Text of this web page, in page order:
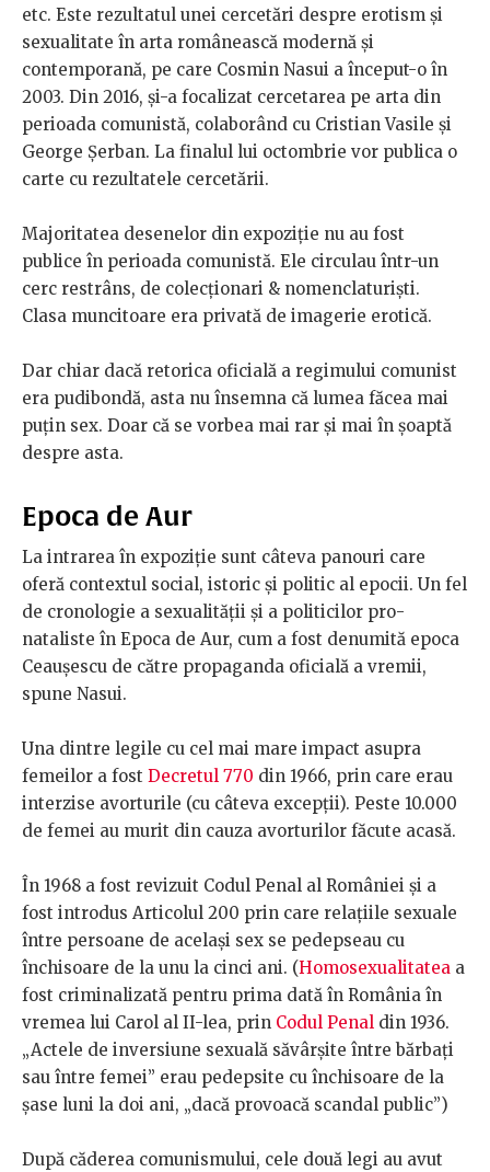
etc. Este rezultatul unei cercetări despre erotism și
sexualitate în arta românească modernă și
contemporană, pe care Cosmin Nasui a început-o în
2003. Din 2016, și-a focalizat cercetarea pe arta din
perioada comunistă, colaborând cu Cristian Vasile și
George Șerban. La finalul lui octombrie vor publica o
carte cu rezultatele cercetării.
Majoritatea desenelor din expoziție nu au fost
publice în perioada comunistă. Ele circulau într-un
cerc restrâns, de colecționari & nomenclaturiști.
Clasa muncitoare era privată de imagerie erotică.
Dar chiar dacă retorica oficială a regimului comunist
era pudibondă, asta nu însemna că lumea făcea mai
puțin sex. Doar că se vorbea mai rar și mai în șoaptă
despre asta.
Epoca de Aur
La intrarea în expoziție sunt câteva panouri care
oferă contextul social, istoric și politic al epocii. Un fel
de cronologie a sexualității și a politicilor pro-
nataliste în Epoca de Aur, cum a fost denumită epoca
Ceaușescu de către propaganda oficială a vremii,
spune Nasui.
Una dintre legile cu cel mai mare impact asupra
femeilor a fost Decretul 770 din 1966, prin care erau
interzise avorturile (cu câteva excepții). Peste 10.000
de femei au murit din cauza avorturilor făcute acasă.
În 1968 a fost revizuit Codul Penal al României și a
fost introdus Articolul 200 prin care relațiile sexuale
între persoane de același sex se pedepseau cu
închisoare de la unu la cinci ani. (Homosexualitatea a
fost criminalizată pentru prima dată în România în
vremea lui Carol al II-lea, prin Codul Penal din 1936.
„Actele de inversiune sexuală săvârșite între bărbați
sau între femei” erau pedepsite cu închisoare de la
șase luni la doi ani, „dacă provoacă scandal public”)
După căderea comunismului, cele două legi au avut